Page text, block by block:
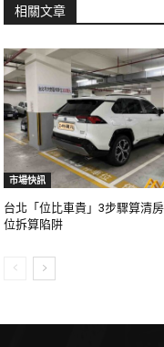
相關文章
市場快訊
台北「位比車貴」3步驟算清
位拆算陷阱